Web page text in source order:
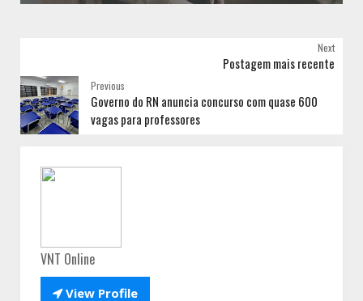
Next
Postagem mais recente
Previous
Governo do RN anuncia concurso com quase 600
vagas para professores
VNT Online
View Profile